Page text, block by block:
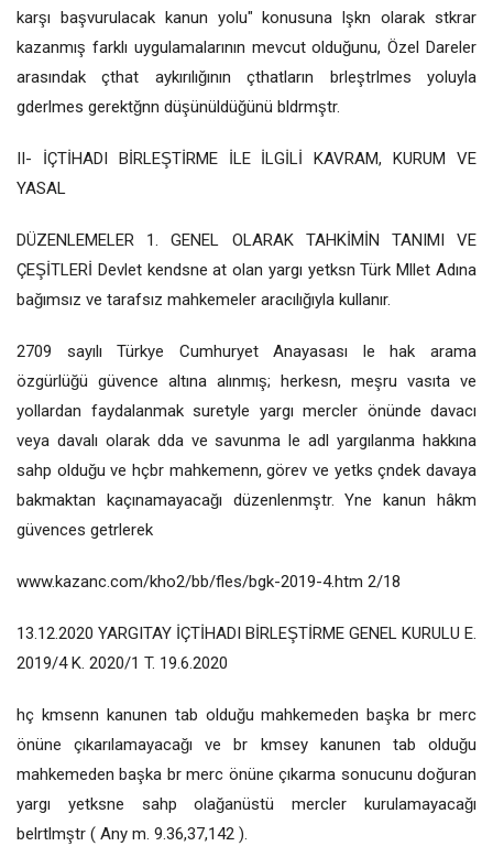
karşı başvurulacak kanun yolu" konusuna lşkn olarak stkrar
kazanmış farklı uygulamalarının mevcut olduğunu, Özel Dareler
arasındak çthat aykırılığının çthatların brleştrlmes yoluyla
gderlmes gerektğnn düşünüldüğünü bldrmştr.
II- İÇTİHADI BİRLEŞTİRME İLE İLGİLİ KAVRAM, KURUM VE
YASAL
DÜZENLEMELER 1. GENEL OLARAK TAHKİMİN TANIMI VE
ÇEŞİTLERİ Devlet kendsne at olan yargı yetksn Türk Mllet Adına
bağımsız ve tarafsız mahkemeler aracılığıyla kullanır.
2709 sayılı Türkye Cumhuryet Anayasası le hak arama
özgürlüğü güvence altına alınmış; herkesn, meşru vasıta ve
yollardan faydalanmak suretyle yargı mercler önünde davacı
veya davalı olarak dda ve savunma le adl yargılanma hakkına
sahp olduğu ve hçbr mahkemenn, görev ve yetks çndek davaya
bakmaktan kaçınamayacağı düzenlenmştr. Yne kanun hâkm
güvences getrlerek
www.kazanc.com/kho2/bb/fles/bgk-2019-4.htm 2/18
13.12.2020 YARGITAY İÇTİHADI BİRLEŞTİRME GENEL KURULU E.
2019/4 K. 2020/1 T. 19.6.2020
hç kmsenn kanunen tab olduğu mahkemeden başka br merc
önüne çıkarılamayacağı ve br kmsey kanunen tab olduğu
mahkemeden başka br merc önüne çıkarma sonucunu doğuran
yargı yetksne sahp olağanüstü mercler kurulamayacağı
belrtlmştr ( Any m. 9.36,37,142 ).